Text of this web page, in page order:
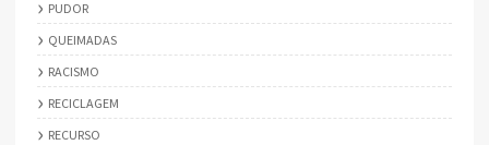
PUDOR
QUEIMADAS
RACISMO
RECICLAGEM
RECURSO